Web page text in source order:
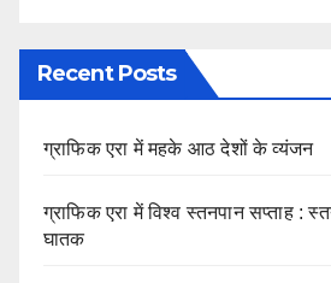
Recent Posts
ग्राफिक एरा में महके आठ देशों के व्यंजन
ग्राफिक एरा में विश्व स्तनपान सप्ताह :
घातक